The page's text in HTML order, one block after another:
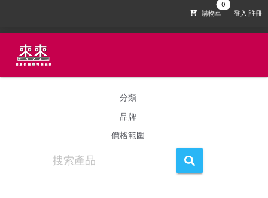
購物車 登入|註冊
分類
品牌
價格範圍